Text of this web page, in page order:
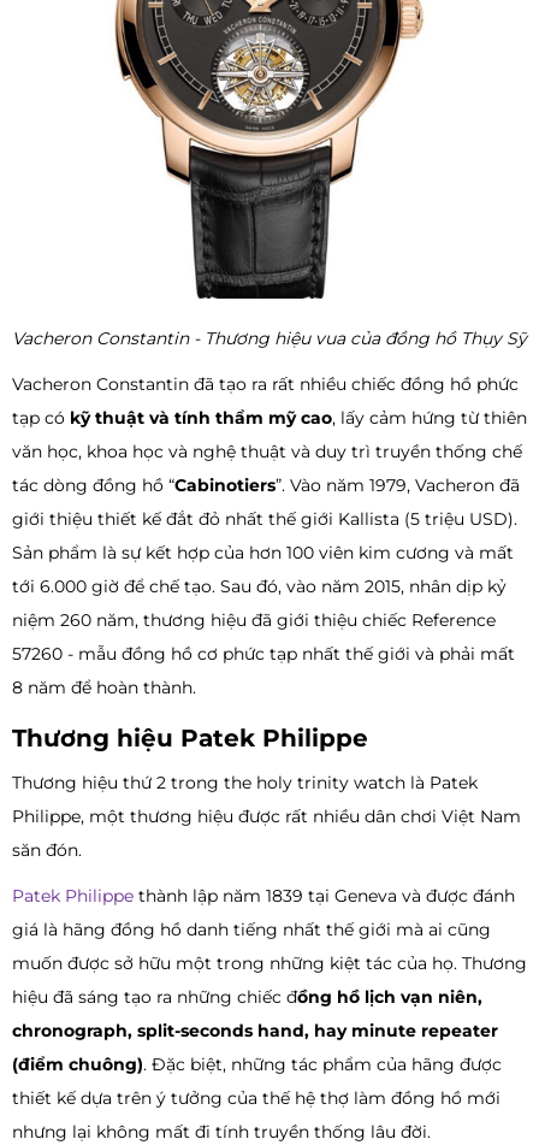
Vacheron Constantin - Thương hiệu vua của đồng hồ Thụy Sỹ
Vacheron Constantin đã tạo ra rất nhiều chiếc đồng hồ phức
tạp có kỹ thuật và tính thẩm mỹ cao, lấy cảm hứng từ thiên
văn học, khoa học và nghệ thuật và duy trì truyền thống chế
tác dòng đồng hồ “Cabinotiers”. Vào năm 1979, Vacheron đã
giới thiệu thiết kế đắt đỏ nhất thế giới Kallista (5 triệu USD).
Sản phẩm là sự kết hợp của hơn 100 viên kim cương và mất
tới 6.000 giờ để chế tạo. Sau đó, vào năm 2015, nhân dịp kỷ
niệm 260 năm, thương hiệu đã giới thiệu chiếc Reference
57260 - mẫu đồng hồ cơ phức tạp nhất thế giới và phải mất
8 năm để hoàn thành.
Thương hiệu Patek Philippe
Thương hiệu thứ 2 trong the holy trinity watch là Patek
Philippe, một thương hiệu được rất nhiều dân chơi Việt Nam
săn đón.
Patek Philippe thành lập năm 1839 tại Geneva và được đánh
giá là hãng đồng hồ danh tiếng nhất thế giới mà ai cũng
muốn được sở hữu một trong những kiệt tác của họ. Thương
hiệu đã sáng tạo ra những chiếc đồng hồ lịch vạn niên,
chronograph, split-seconds hand, hay minute repeater
(điểm chuông). Đặc biệt, những tác phẩm của hãng được
thiết kế dựa trên ý tưởng của thế hệ thợ làm đồng hồ mới
nhưng lại không mất đi tính truyền thống lâu đời.